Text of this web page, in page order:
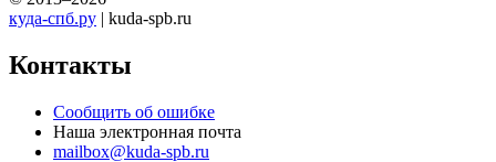
куда-спб.ру | kuda-spb.ru
Контакты
Сообщить об ошибке
Наша электронная почта
mailbox@kuda-spb.ru